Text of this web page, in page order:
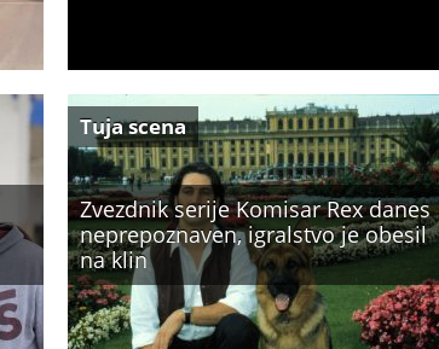
Zvezdnik serije Komisar Rex danes
neprepoznaven, igralstvo je obesil
na klin
Tuja scena